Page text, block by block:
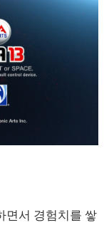
면서 경험치를 쌓